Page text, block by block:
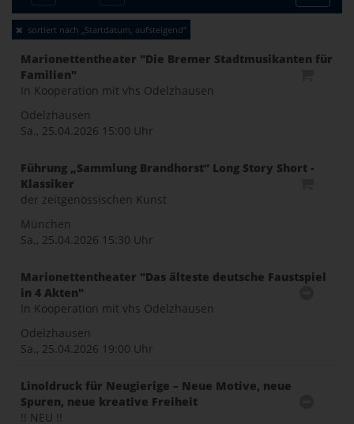
Toggle
sortiert nach „Startdatum, aufsteigend“
Marionettentheater "Die Bremer Stadtmusikanten für
Familien"
In Kooperation mit vhs Odelzhausen
Odelzhausen
Sa., 25.04.2026 15:00 Uhr
Führung „Sammlung Brandhorst“ Long Story Short -
Klassiker
der zeitgenössischen Kunst
München
Sa., 25.04.2026 15:30 Uhr
Marionettentheater "Das älteste deutsche Faustspiel
in 4 Akten"
In Kooperation mit vhs Odelzhausen
Odelzhausen
Sa., 25.04.2026 19:00 Uhr
Linoldruck für Neugierige – Neue Motive, neue
Spuren, neue kreative Freiheit
!! NEU !!